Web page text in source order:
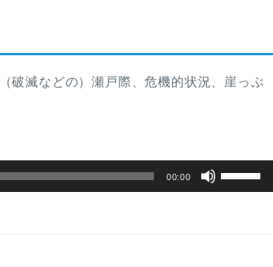
滅などの）瀬戸際、危機的状況、崖っぷ
00:00
ボ
リ